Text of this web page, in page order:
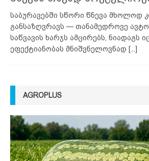
საბურავებში სწორი წნევა მხოლოდ
განსაზღვრავს — თანამედროვე
საწვავის ხარჯს ამცირებს, ნიადაგს
ეფექტიანობას მნიშვნელოვნად [...]
AGROPLUS